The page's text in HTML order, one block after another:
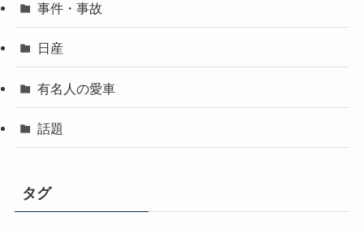
事件・事故
日産
有名人の愛車
話題
タグ